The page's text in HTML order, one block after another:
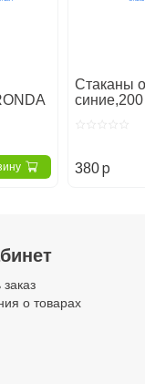
Стаканы
380p
о товарах